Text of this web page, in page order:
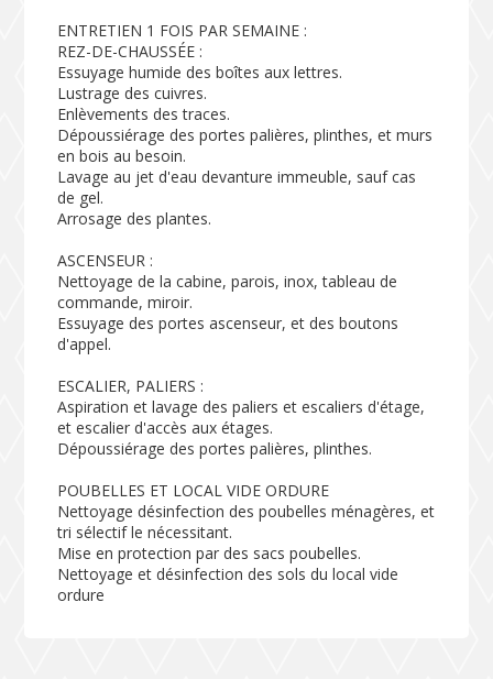
ENTRETIEN 1 FOIS PAR SEMAINE :
REZ-DE-CHAUSSÉE :
Essuyage humide des boîtes aux lettres.
Lustrage des cuivres.
Enlèvements des traces.
Dépoussiérage des portes palières, plinthes, et murs
en bois au besoin.
Lavage au jet d'eau devanture immeuble, sauf cas
de gel.
Arrosage des plantes.
ASCENSEUR :
Nettoyage de la cabine, parois, inox, tableau de
commande, miroir.
Essuyage des portes ascenseur, et des boutons
d'appel.
ESCALIER, PALIERS :
Aspiration et lavage des paliers et escaliers d'étage,
et escalier d'accès aux étages.
Dépoussiérage des portes palières, plinthes.
POUBELLES ET LOCAL VIDE ORDURE
Nettoyage désinfection des poubelles ménagères, et
tri sélectif le nécessitant.
Mise en protection par des sacs poubelles.
Nettoyage et désinfection des sols du local vide
ordure